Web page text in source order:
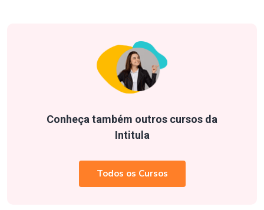
Conheça também outros cursos da
Intitula
Todos os Cursos